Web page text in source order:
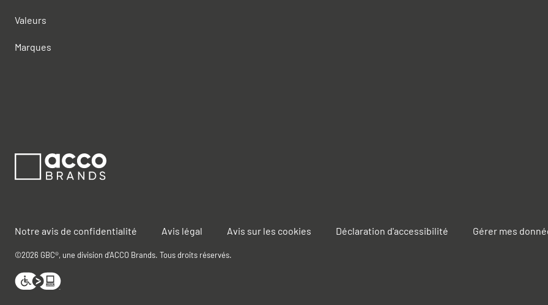
Valeurs
Marques
Notre avis de confidentialité Avis légal Avis sur les cookies Déclaration d'accessibilité Gérer mes
©2026 GBC®, une division d'ACCO Brands. Tous droits réservés.